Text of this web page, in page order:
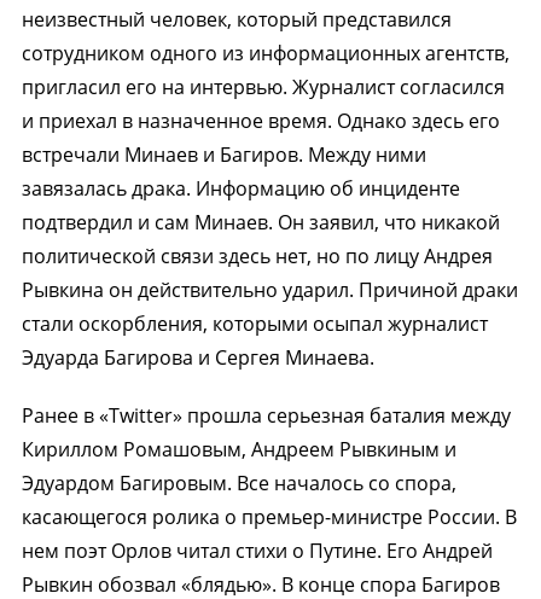
неизвестный человек, который представился
сотрудником одного из информационных агентств,
пригласил его на интервью. Журналист согласился
и приехал в назначенное время. Однако здесь его
встречали Минаев и Багиров. Между ними
завязалась драка. Информацию об инциденте
подтвердил и сам Минаев. Он заявил, что никакой
политической связи здесь нет, но по лицу Андрея
Рывкина он действительно ударил. Причиной драки
стали оскорбления, которыми осыпал журналист
Эдуарда Багирова и Сергея Минаева.
Ранее в «Twitter» прошла серьезная баталия между
Кириллом Ромашовым, Андреем Рывкиным и
Эдуардом Багировым. Все началось со спора,
касающегося ролика о премьер-министре России. В
нем поэт Орлов читал стихи о Путине. Его Андрей
Рывкин обозвал «блядью». В конце спора Багиров